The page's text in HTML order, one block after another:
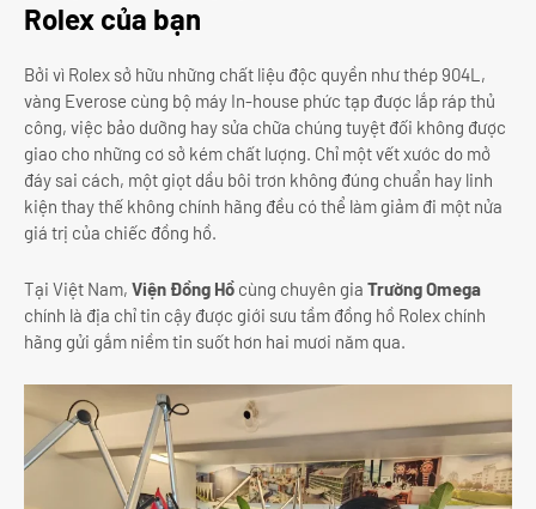
Rolex của bạn
Bởi vì Rolex sở hữu những chất liệu độc quyền như thép 904L,
vàng Everose cùng bộ máy In-house phức tạp được lắp ráp thủ
công, việc bảo dưỡng hay sửa chữa chúng tuyệt đối không được
giao cho những cơ sở kém chất lượng. Chỉ một vết xước do mở
đáy sai cách, một giọt dầu bôi trơn không đúng chuẩn hay linh
kiện thay thế không chính hãng đều có thể làm giảm đi một nửa
giá trị của chiếc đồng hồ.
Tại Việt Nam, Viện Đồng Hồ cùng chuyên gia Trường Omega
chính là địa chỉ tin cậy được giới sưu tầm đồng hồ Rolex chính
hãng gửi gắm niềm tin suốt hơn hai mươi năm qua.